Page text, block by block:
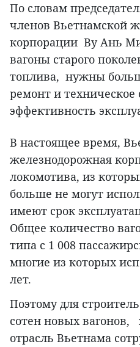
По словам
членов Вьетнамской
корпорации Ву Ань
вагоны старого
топлива, нужны
ремонт и
эффективность
В настоящее время,
железнодорожная
локомотива, из
больше не могут
имеют срок
Общее количество
типа с 1 008
многие из которых
лет.
Поэтому для
сотен новых
отрасль Вьетнама